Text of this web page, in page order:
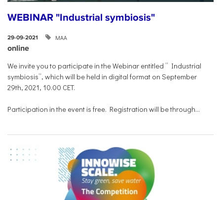
WEBINAR "Industrial symbiosis"
29-09-2021 ΜΑΑ
online
We invite you to participate in the Webinar entitled ” Industrial
symbiosis”, which will be held in digital format on September
29th, 2021, 10.00 CET.
Participation in the event is free. Registration will be through...